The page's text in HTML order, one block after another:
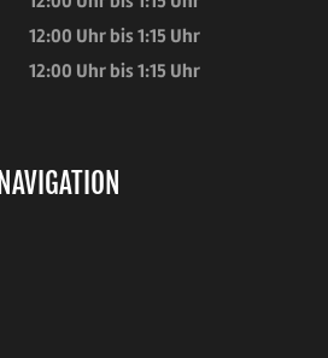
12:00 Uhr bis 1:15 Uhr
12:00 Uhr bis 1:15 Uhr
NAVIGATION